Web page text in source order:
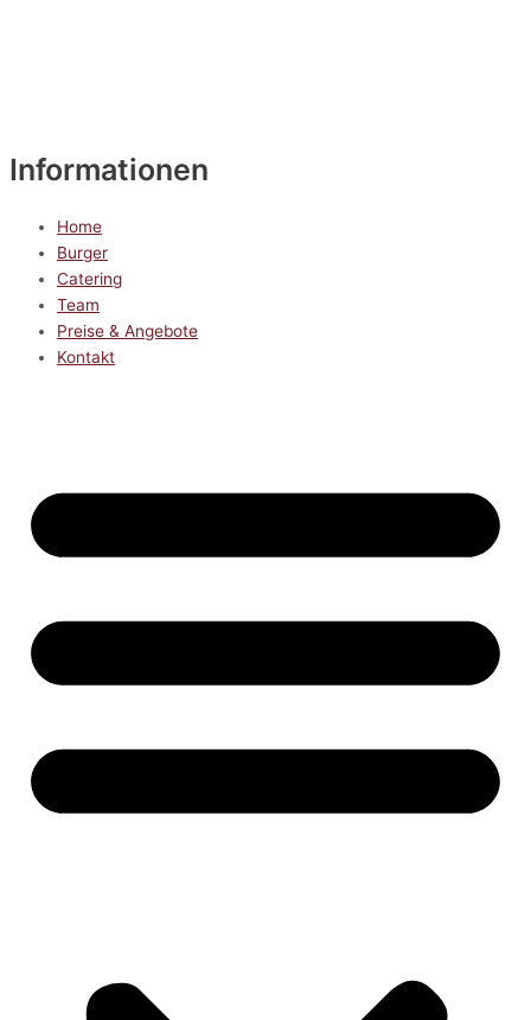
Informationen
Home
Burger
Catering
Team
Preise & Angebote
Kontakt